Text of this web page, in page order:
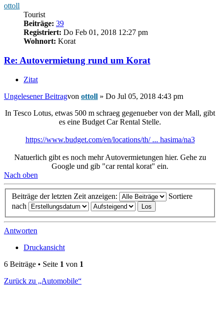
ottoll
Tourist
Beiträge: 39
Registriert: Do Feb 01, 2018 12:27 pm
Wohnort: Korat
Re: Autovermietung rund um Korat
Zitat
Ungelesener Beitragvon ottoll » Do Jul 05, 2018 4:43 pm
In Tesco Lotus, etwas 500 m schraeg gegenueber von der Mall, gibt
es eine Budget Car Rental Stelle.
https://www.budget.com/en/locations/th/ ... hasima/na3
Natuerlich gibt es noch mehr Autovermietungen hier. Gehe zu
Google und gib "car rental korat" ein.
Nach oben
Beiträge der letzten Zeit anzeigen:
Sortiere
nach
Antworten
Druckansicht
6 Beiträge • Seite 1 von 1
Zurück zu „Automobile“